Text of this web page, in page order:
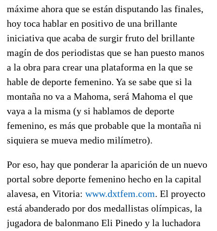
máxime ahora que se están disputando las finales,
hoy toca hablar en positivo de una brillante
iniciativa que acaba de surgir fruto del brillante
magín de dos periodistas que se han puesto manos
a la obra para crear una plataforma en la que se
hable de deporte femenino. Ya se sabe que si la
montaña no va a Mahoma, será Mahoma el que
vaya a la misma (y si hablamos de deporte
femenino, es más que probable que la montaña ni
siquiera se mueva medio milímetro).
Por eso, hay que ponderar la aparición de un nuevo
portal sobre deporte femenino hecho en la capital
alavesa, en Vitoria: www.dxtfem.com. El proyecto
está abanderado por dos medallistas olímpicas, la
jugadora de balonmano Eli Pinedo y la luchadora